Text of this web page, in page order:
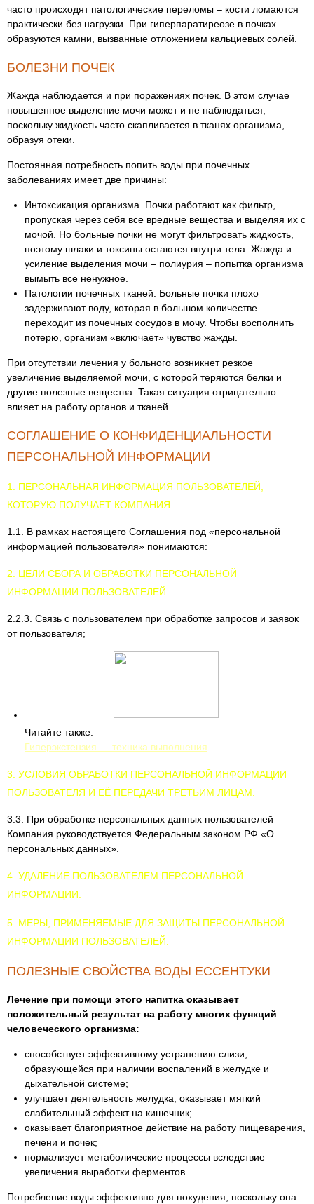
часто происходят патологические переломы – кости ломаются
практически без нагрузки. При гиперпаратиреозе в почках
образуются камни, вызванные отложением кальциевых солей.
БОЛЕЗНИ ПОЧЕК
Жажда наблюдается и при поражениях почек. В этом случае
повышенное выделение мочи может и не наблюдаться,
поскольку жидкость часто скапливается в тканях организма,
образуя отеки.
Постоянная потребность попить воды при почечных
заболеваниях имеет две причины:
Интоксикация организма. Почки работают как фильтр,
пропуская через себя все вредные вещества и выделяя их с
мочой. Но больные почки не могут фильтровать жидкость,
поэтому шлаки и токсины остаются внутри тела. Жажда и
усиление выделения мочи – полиурия – попытка организма
вымыть все ненужное.
Патологии почечных тканей. Больные почки плохо
задерживают воду, которая в большом количестве
переходит из почечных сосудов в мочу. Чтобы восполнить
потерю, организм «включает» чувство жажды.
При отсутствии лечения у больного возникнет резкое
увеличение выделяемой мочи, с которой теряются белки и
другие полезные вещества. Такая ситуация отрицательно
влияет на работу органов и тканей.
СОГЛАШЕНИЕ О КОНФИДЕНЦИАЛЬНОСТИ
ПЕРСОНАЛЬНОЙ ИНФОРМАЦИИ
1. ПЕРСОНАЛЬНАЯ ИНФОРМАЦИЯ ПОЛЬЗОВАТЕЛЕЙ,
КОТОРУЮ ПОЛУЧАЕТ КОМПАНИЯ.
1.1. В рамках настоящего Соглашения под «персональной
информацией пользователя» понимаются:
2. ЦЕЛИ СБОРА И ОБРАБОТКИ ПЕРСОНАЛЬНОЙ
ИНФОРМАЦИИ ПОЛЬЗОВАТЕЛЕЙ.
2.2.3. Связь с пользователем при обработке запросов и заявок
от пользователя;
Читайте также:
Гиперэкстензия — техника выполнения
3. УСЛОВИЯ ОБРАБОТКИ ПЕРСОНАЛЬНОЙ ИНФОРМАЦИИ
ПОЛЬЗОВАТЕЛЯ И ЕЁ ПЕРЕДАЧИ ТРЕТЬИМ ЛИЦАМ.
3.3. При обработке персональных данных пользователей
Компания руководствуется Федеральным законом РФ «О
персональных данных».
4. УДАЛЕНИЕ ПОЛЬЗОВАТЕЛЕМ ПЕРСОНАЛЬНОЙ
ИНФОРМАЦИИ.
5. МЕРЫ, ПРИМЕНЯЕМЫЕ ДЛЯ ЗАЩИТЫ ПЕРСОНАЛЬНОЙ
ИНФОРМАЦИИ ПОЛЬЗОВАТЕЛЕЙ.
ПОЛЕЗНЫЕ СВОЙСТВА ВОДЫ ЕССЕНТУКИ
Лечение при помощи этого напитка оказывает
положительный результат на работу многих функций
человеческого организма:
способствует эффективному устранению слизи,
образующейся при наличии воспалений в желудке и
дыхательной системе;
улучшает деятельность желудка, оказывает мягкий
слабительный эффект на кишечник;
оказывает благоприятное действие на работу пищеварения,
печени и почек;
нормализует метаболические процессы вследствие
увеличения выработки ферментов.
Потребление воды эффективно для похудения, поскольку она